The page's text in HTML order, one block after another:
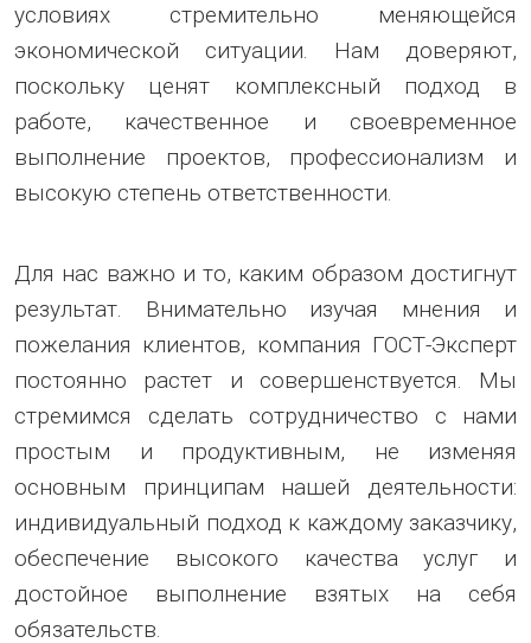
условиях стремительно меняющейся
экономической ситуации. Нам доверяют,
поскольку ценят комплексный подход в
работе, качественное и своевременное
выполнение проектов, профессионализм и
высокую степень ответственности.
Для нас важно и то, каким образом достигнут
результат. Внимательно изучая мнения и
пожелания клиентов, компания ГОСТ-Эксперт
постоянно растет и совершенствуется. Мы
стремимся сделать сотрудничество с нами
простым и продуктивным, не изменяя
основным принципам нашей деятельности:
индивидуальный подход к каждому заказчику,
обеспечение высокого качества услуг и
достойное выполнение взятых на себя
обязательств.